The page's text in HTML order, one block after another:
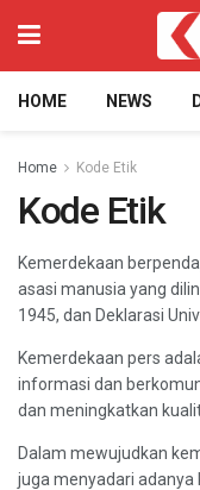
HOME NEWS
Home Kode Etik
Kode Etik
Kemerdekaan
asasi manusia yang
1945, dan Deklarasi
Kemerdekaan pers
informasi dan
dan meningkatkan
Dalam mewujudkan
juga menyadari